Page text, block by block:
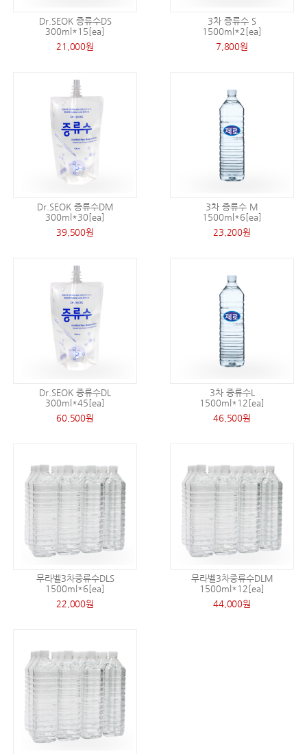
Dr.SEOK 증류수DS
300ml*15[ea]
21,000원
3차 증류수 S
1500ml*2[ea]
7,800원
Dr.SEOK 증류수DM
300ml*30[ea]
39,500원
3차 증류수 M
1500ml*6[ea]
23,200원
Dr.SEOK 증류수DL
300ml*45[ea]
60,500원
3차 증류수L
1500ml*12[ea]
46,500원
무라벨3차증류수DLS
1500ml*6[ea]
22,000원
무라벨3차증류수DLM
1500ml*12[ea]
44,000원